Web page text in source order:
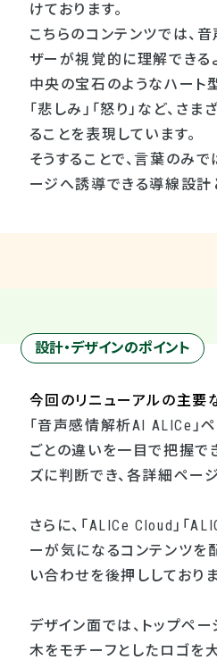
けております。
こちらのコンテンツでは、音
ザーが視覚的に理解できる
中央の宝石のようなハート型
「悲しみ」「怒り」など、
ることを表現しています。
そうすることで、言葉のみ
ージへ誘導できる導線設計
設計・デザインのポイント
今回のリニューアルの主要
「音声感情解析AI ALICe」
ごとの違いを一目で把握で
ズに判断でき、各詳細ペー
さらに、「ALICe Cloud」「
ーが気になるコンテンツを
い合わせを後押ししておりま
デザイン面では、トップペ
木をモチーフとしたロゴを